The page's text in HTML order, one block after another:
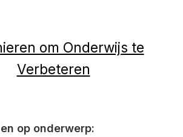
om Onderwijs te
Verbeteren
op onderwerp: